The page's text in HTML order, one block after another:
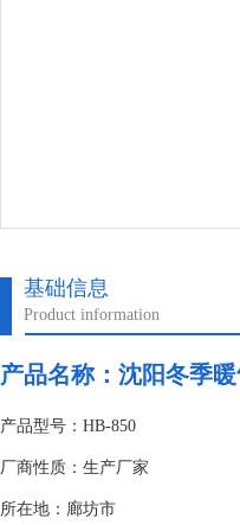
基础信息
Product information
产品名称： 沈阳冬季
产品型号：HB-850
厂商性质：生产厂家
所在地：廊坊市